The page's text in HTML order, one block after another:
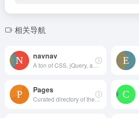
相关导航
navnav
A ton of CSS, jQuery, and JavaScript responsive navigation examples, demos, and tutorials from all over the web.
Pages
Curated directory of the best Pages